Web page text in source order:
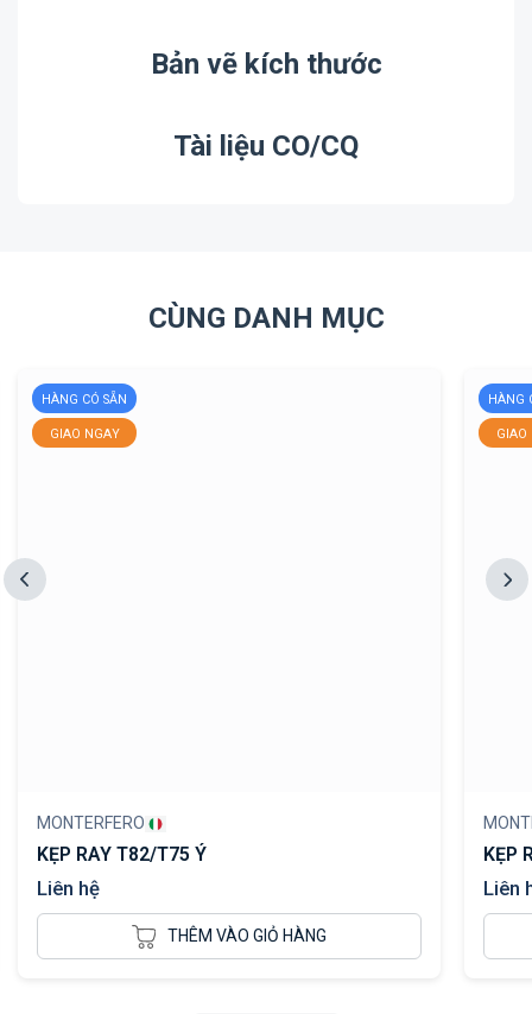
Bản vẽ kích thước
Tài liệu CO/CQ
CÙNG DANH MỤC
HÀNG CÓ SẴN
GIAO NGAY
MONTERFERO
KẸP RAY T82/T75 Ý
Liên hệ
THÊM VÀO GIỎ HÀNG
HÀNG
GIAO
KẸP
Liên